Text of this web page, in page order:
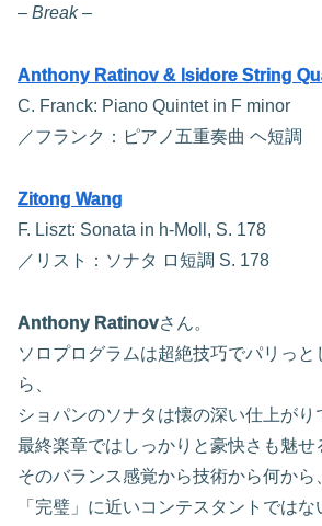
– Break –
Anthony Ratinov & Isidore String
C. Franck: Piano Quintet in F minor
／フランク：ピアノ五重奏曲 ヘ短調
Zitong Wang
F. Liszt: Sonata in h-Moll, S. 178
／リスト：ソナタ ロ短調 S. 178
Anthony Ratinovさん。
ソロプログラムは超絶技巧でパリっ
ら、
ショパンのソナタは懐の深い仕上がり
最終楽章ではしっかりと豪快さも魅せ
そのバランス感覚から技術から何から
「完璧」に近いコンテスタントではな